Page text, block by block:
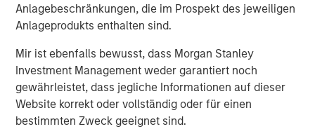
Anlagebeschränkungen, die im Prospekt des jeweiligen
Anlageprodukts enthalten sind.
Mir ist ebenfalls bewusst, dass Morgan Stanley
Investment Management weder garantiert noch
gewährleistet, dass jegliche Informationen auf dieser
Website korrekt oder vollständig oder für einen
bestimmten Zweck geeignet sind.
About Morgan Stanley Real Estate Investing
Morgan Stanley Real Estate Investing (MSREI) is the global
private real estate investment management business of
Morgan Stanley. One of the most active property
investors in the world for over three decades, MSREI
employs a patient, disciplined approach through global
value-add / opportunistic and regional core / core-plus